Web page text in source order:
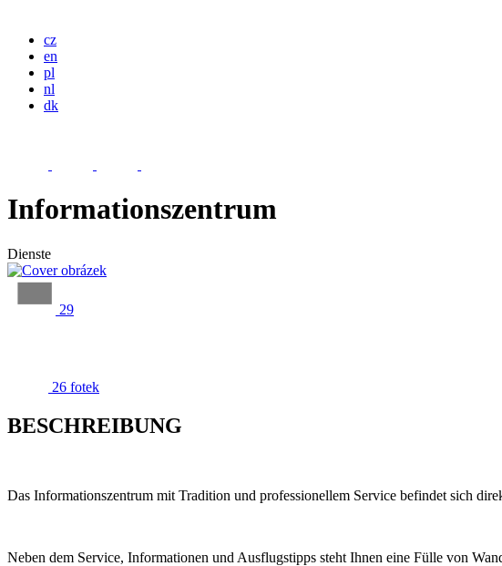
cz
en
pl
nl
dk
Informationszentrum
Dienste
29
26 fotek
BESCHREIBUNG
Das Informationszentrum mit Tradition und professionellem Service befindet sich
Neben dem Service, Informationen und Ausflugstipps steht Ihnen eine Fülle von